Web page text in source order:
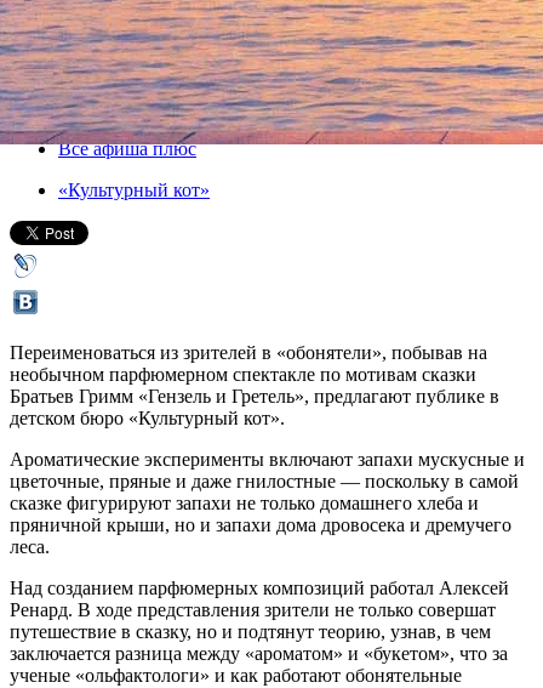
парфюмерный спектакль
29 декабря 2016, четверг-08 января 2017, воскресенье
Версия для печати
Все афиша плюс
«Культурный кот»
Переименоваться из зрителей в «обонятели», побывав на
необычном парфюмерном спектакле по мотивам сказки
Братьев Гримм «Гензель и Гретель», предлагают публике в
детском бюро «Культурный кот».
Ароматические эксперименты включают запахи мускусные и
цветочные, пряные и даже гнилостные — поскольку в самой
сказке фигурируют запахи не только домашнего хлеба и
пряничной крыши, но и запахи дома дровосека и дремучего
леса.
Над созданием парфюмерных композиций работал Алексей
Ренард. В ходе представления зрители не только совершат
путешествие в сказку, но и подтянут теорию, узнав, в чем
заключается разница между «ароматом» и «букетом», что за
ученые «ольфактологи» и как работают обонятельные